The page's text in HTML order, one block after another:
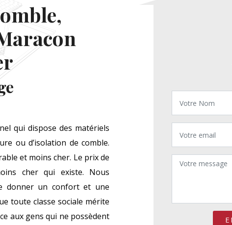
qui dispose des matériels
ou d’isolation de comble.
et moins cher. Le prix de
cher qui existe. Nous
donner un confort et une
toute classe sociale mérite
aux gens qui ne possèdent